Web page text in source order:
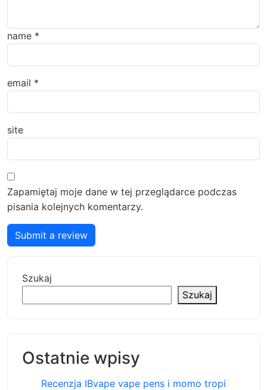
name *
email *
site
Zapamiętaj moje dane w tej przeglądarce podczas
pisania kolejnych komentarzy.
Submit a review
Szukaj
Szukaj
Ostatnie wpisy
Recenzja IBvape vape pens i momo tropi